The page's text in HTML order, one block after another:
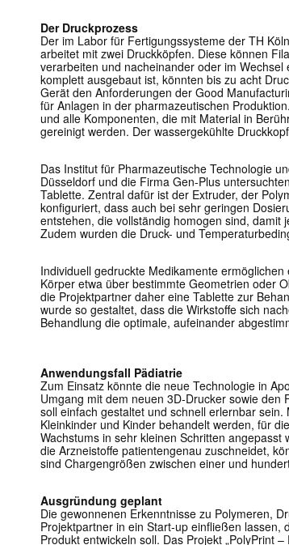
Der Druckprozess
Der im Labor für Fertigungssysteme der TH
arbeitet mit zwei Druckköpfen. Diese können
verarbeiten und nacheinander oder im
komplett ausgebaut ist, könnten bis zu acht
Gerät den Anforderungen der Good
für Anlagen in der pharmazeutischen
und alle Komponenten, die mit Material in
gereinigt werden. Der wassergekühlte
Das Institut für Pharmazeutische Technologie
Düsseldorf und die Firma Gen-Plus
Tablette. Zentral dafür ist der Extruder, der
konfiguriert, dass auch bei sehr geringen
entstehen, die vollständig homogen sind, damit
Zudem wurden die Druck- und
Individuell gedruckte Medikamente
Körper etwa über bestimmte Geometrien oder
die Projektpartner daher eine Tablette zur
wurde so gestaltet, dass die Wirkstoffe sich
Behandlung die optimale, aufeinander
Anwendungsfall Pädiatrie
Zum Einsatz könnte die neue Technologie in
Umgang mit dem neuen 3D-Drucker sowie den
soll einfach gestaltet und schnell erlernbar
Kleinkinder und Kinder behandelt werden, für
Wachstums in sehr kleinen Schritten
die Arzneistoffe patientengenau zuschneidet,
sind Chargengrößen zwischen einer und
Ausgründung geplant
Die gewonnenen Erkenntnisse zu Polymeren,
Projektpartner in ein Start-up einfließen
Produkt entwickeln soll. Das Projekt „PolyPrint